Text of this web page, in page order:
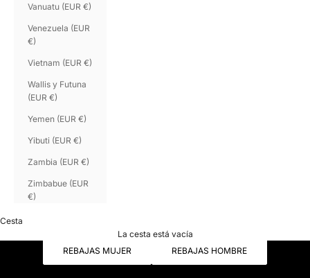
Vanuatu (EUR €)
Venezuela (EUR
€)
Vietnam (EUR €)
Wallis y Futuna
(EUR €)
Yemen (EUR €)
Yibuti (EUR €)
Zambia (EUR €)
Zimbabue (EUR
€)
Cesta
La cesta está vacía
REBAJAS MUJER REBAJAS HOMBRE